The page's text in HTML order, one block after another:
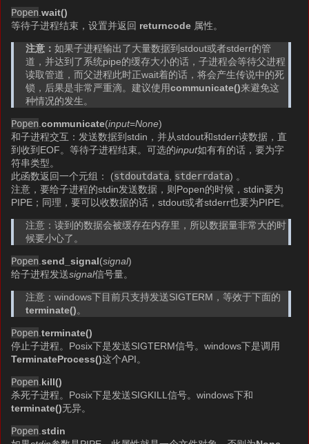
Popen .wait()
等待子进程结束，设置并返回 returncode 属性。
注意：如果子进程输出了大量数据到stdout或者stderr的管
道，并达到了系统pipe的缓存大小的话，子进程会等待父进程
读取管道，而父进程此时正wait着的话，将会产生传说中的死
锁，后果是非常严重滴。建议使用communicate()来避免这
种情况的发生。
Popen .communicate(input=None)
和子进程交互：发送数据到stdin，并从stdout和stderr读数据，直
到收到EOF。等待子进程结束。可选的input如有有的话，要为字
符串类型。
此函数返回一个元组： (stdoutdata stderrdata) 。
注意，要给子进程的stdin发送数据，则Popen的时候，stdin要为
PIPE；同理，要可以收数据的话，stdout或者stderr也要为PIPE。
注意：读到的数据会被缓存在内存里，所以数据量非常大的时
候要小心了。
Popen .send_signal(signal)
给子进程发送signal信号量。
注意：windows下目前只支持发送SIGTERM，等效于下面的
terminate()。
Popen .terminate()
停止子进程。Posix下是发送SIGTERM信号。windows下是调用
TerminateProcess()这个API。
Popen kill()
杀死子进程。Posix下是发送SIGKILL信号。windows下和
terminate()无异。
Popen .stdin